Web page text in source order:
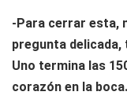
-Para cerrar esta,
pregunta
Uno termina las
corazón en la